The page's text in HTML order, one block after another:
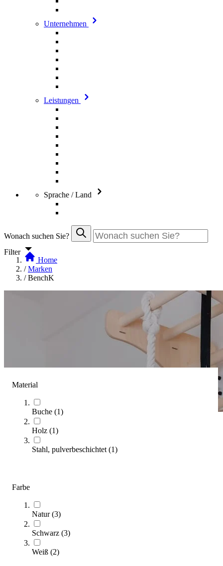
Unternehmen
Leistungen
Sprache / Land
Wonach suchen Sie?
Filter
Material
Buche (1)
Holz (1)
Stahl, pulverbeschichtet (1)
Farbe
Natur(3)
Schwarz (3)
Weiß (2)
Home
/ Marken
/ BenchK
BenchK
Artikel)
Sortieren nach